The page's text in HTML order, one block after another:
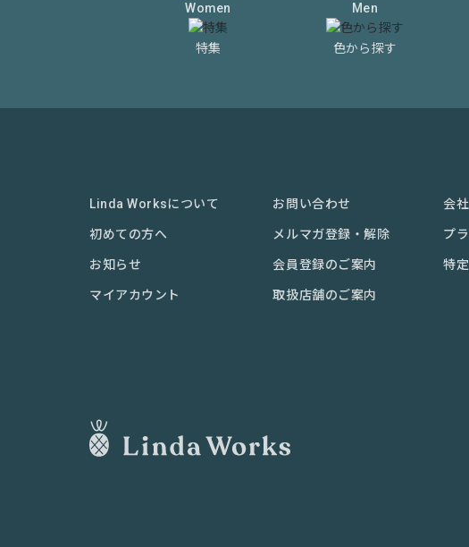
Women Men
特集 色から探す
Linda Worksについて
初めての方へ
お知らせ
マイアカウント
お問い合わせ
メルマガ登録・解除
会員登録のご案内
取扱店舗のご案内
会
プ
特